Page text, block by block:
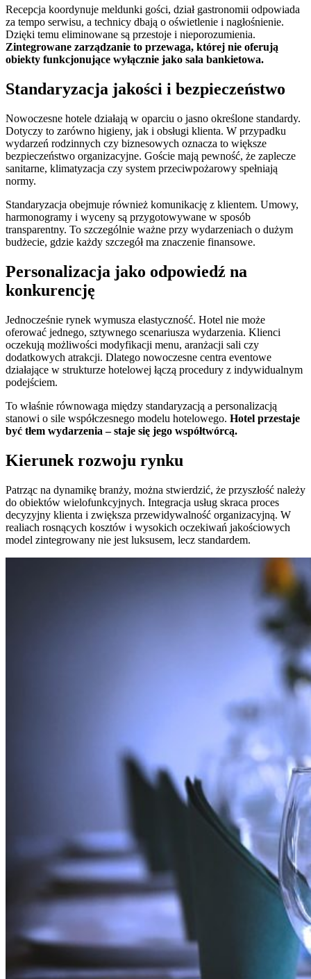
Recepcja koordynuje meldunki gości, dział gastronomii odpowiada
za tempo serwisu, a technicy dbają o oświetlenie i nagłośnienie.
Dzięki temu eliminowane są przestoje i nieporozumienia.
Zintegrowane zarządzanie to przewaga, której nie oferują
obiekty funkcjonujące wyłącznie jako sala bankietowa.
Standaryzacja jakości i bezpieczeństwo
Nowoczesne hotele działają w oparciu o jasno określone standardy.
Dotyczy to zarówno higieny, jak i obsługi klienta. W przypadku
wydarzeń rodzinnych czy biznesowych oznacza to większe
bezpieczeństwo organizacyjne. Goście mają pewność, że zaplecze
sanitarne, klimatyzacja czy system przeciwpożarowy spełniają
normy.
Standaryzacja obejmuje również komunikację z klientem. Umowy,
harmonogramy i wyceny są przygotowywane w sposób
transparentny. To szczególnie ważne przy wydarzeniach o dużym
budżecie, gdzie każdy szczegół ma znaczenie finansowe.
Personalizacja jako odpowiedź na
konkurencję
Jednocześnie rynek wymusza elastyczność. Hotel nie może
oferować jednego, sztywnego scenariusza wydarzenia. Klienci
oczekują możliwości modyfikacji menu, aranżacji sali czy
dodatkowych atrakcji. Dlatego nowoczesne centra eventowe
działające w strukturze hotelowej łączą procedury z indywidualnym
podejściem.
To właśnie równowaga między standaryzacją a personalizacją
stanowi o sile współczesnego modelu hotelowego. Hotel przestaje
być tłem wydarzenia – staje się jego współtwórcą.
Kierunek rozwoju rynku
Patrząc na dynamikę branży, można stwierdzić, że przyszłość należy
do obiektów wielofunkcyjnych. Integracja usług skraca proces
decyzyjny klienta i zwiększa przewidywalność organizacyjną. W
realiach rosnących kosztów i wysokich oczekiwań jakościowych
model zintegrowany nie jest luksusem, lecz standardem.